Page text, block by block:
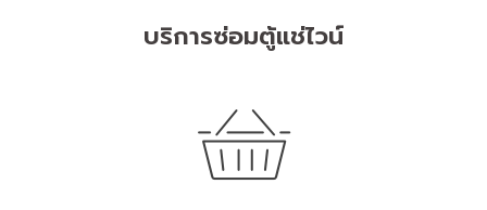
บริการซ่อมตู้แช่ไวน์